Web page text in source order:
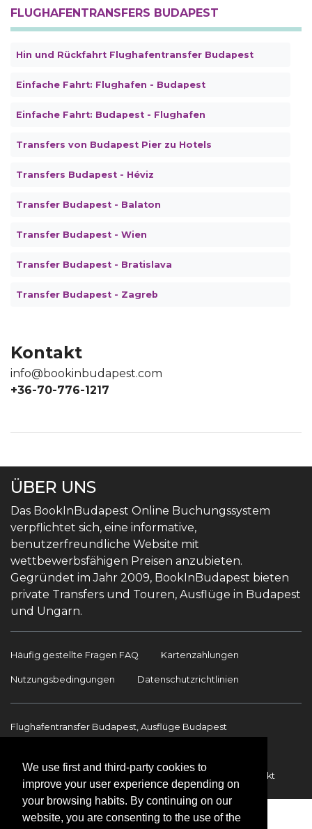
We use first and third-party cookies to
improve your user experience depending on
your browsing habits. By continuing on our
website, you are consenting to the use of the
FLUGHAFENTRANSFERS BUDAPEST
Hin und Rückfahrt Flughafentransfer Budapest
Einfache Fahrt: Flughafen - Budapest
Einfache Fahrt: Budapest - Flughafen
Transfers von Budapest Pier zu Hotels
Transfers Budapest - Héviz
Transfer Budapest - Balaton
Transfer Budapest - Wien
Transfer Budapest - Bratislava
Transfer Budapest - Zagreb
Kontakt
info@bookinbudapest.com
+36-70-776-1217
ÜBER UNS
Das BookInBudapest Online Buchungssystem
verpflichtet sich, eine informative,
benutzerfreundliche Website mit
wettbewerbsfähigen Preisen anzubieten.
Gegründet im Jahr 2009, BookInBudapest bieten
private Transfers und Touren, Ausflüge in Budapest
und Ungarn.
Häufig gestellte Fragen FAQ Kartenzahlungen
Nutzungsbedingungen Datenschutzrichtlinien
Flughafentransfer Budapest, Ausflüge Budapest
Internationale Transfers Kontakt